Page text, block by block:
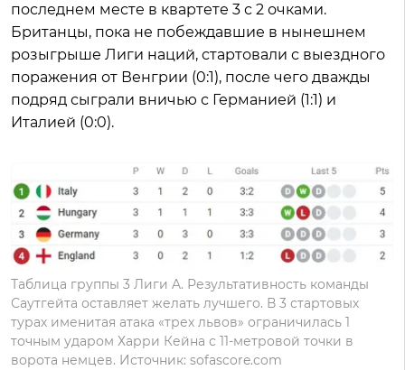
последнем месте в квартете 3 с 2 очками.
Британцы, пока не побеждавшие в нынешнем
розыгрыше Лиги наций, стартовали с выездного
поражения от Венгрии (0:1), после чего дважды
подряд сыграли вничью с Германией (1:1) и
Италией (0:0).
Таблица группы 3 Лиги A. Результативность команды
Саутгейта оставляет желать лучшего. В 3 стартовых
турах именитая атака «трех львов» ограничилась 1
точным ударом Харри Кейна с 11-метровой точки в
ворота немцев. Источник: sofascore.com